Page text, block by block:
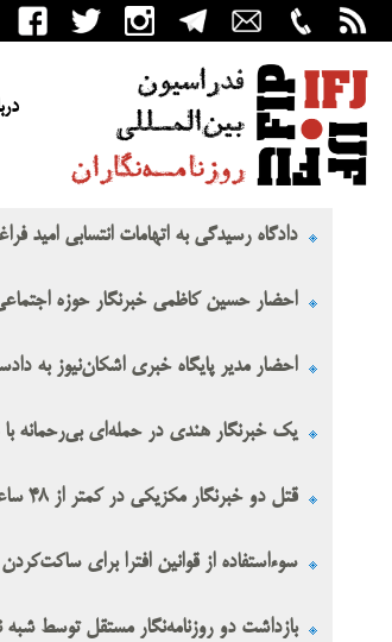
دادگاه رسیدگی به اتهامات انتسابی امید
احضار حسین کاظمی خبرنگار حوزه
احضار مدیر پایگاه خبری اشکان‌نیوز به
یک خبرنگار هندی در حمله‌ای بی‌رحمانه
قتل دو خبرنگار مکزیکی در کمتر از ۴۸ ساعت
سوءاستفاده از قوانین افترا برای
بازداشت دو روزنامه‌نگار مستقل توسط شبه